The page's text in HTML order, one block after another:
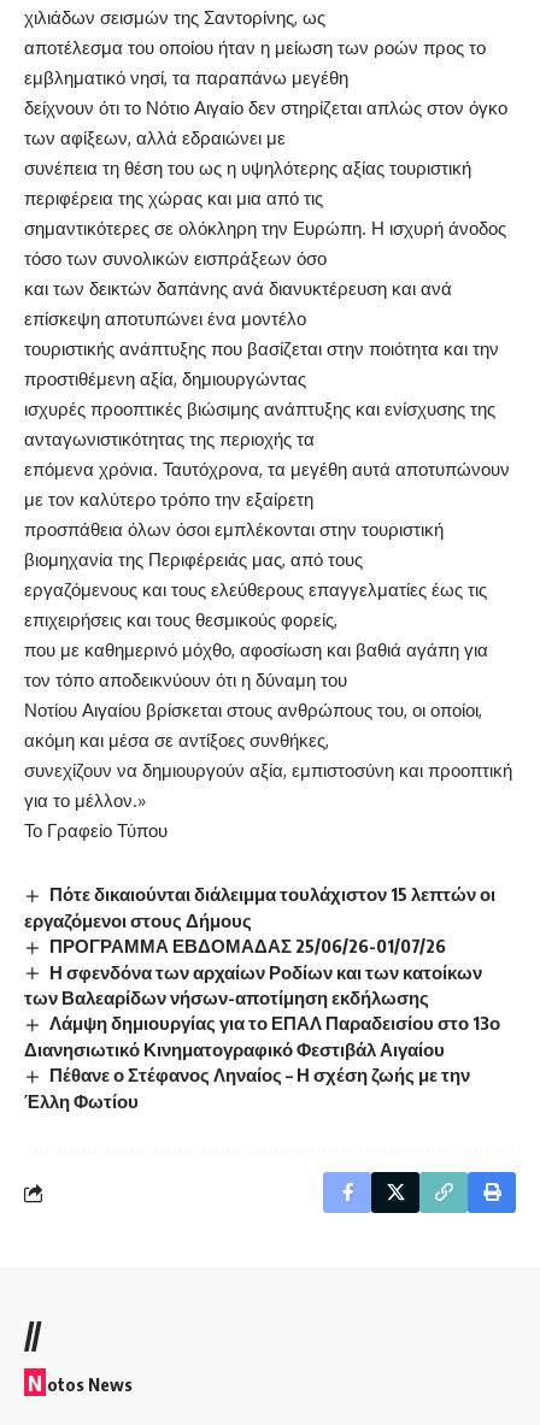
χιλιάδων σεισμών της Σαντορίνης, ως
αποτέλεσμα του οποίου ήταν η μείωση των ροών προς το
εμβληματικό νησί, τα παραπάνω μεγέθη
δείχνουν ότι το Νότιο Αιγαίο δεν στηρίζεται απλώς στον όγκο
των αφίξεων, αλλά εδραιώνει με
συνέπεια τη θέση του ως η υψηλότερης αξίας τουριστική
περιφέρεια της χώρας και μια από τις
σημαντικότερες σε ολόκληρη την Ευρώπη. Η ισχυρή άνοδος
τόσο των συνολικών εισπράξεων όσο
και των δεικτών δαπάνης ανά διανυκτέρευση και ανά
επίσκεψη αποτυπώνει ένα μοντέλο
τουριστικής ανάπτυξης που βασίζεται στην ποιότητα και την
προστιθέμενη αξία, δημιουργώντας
ισχυρές προοπτικές βιώσιμης ανάπτυξης και ενίσχυσης της
ανταγωνιστικότητας της περιοχής τα
επόμενα χρόνια. Ταυτόχρονα, τα μεγέθη αυτά αποτυπώνουν
με τον καλύτερο τρόπο την εξαίρετη
προσπάθεια όλων όσοι εμπλέκονται στην τουριστική
βιομηχανία της Περιφέρειάς μας, από τους
εργαζόμενους και τους ελεύθερους επαγγελματίες έως τις
επιχειρήσεις και τους θεσμικούς φορείς,
που με καθημερινό μόχθο, αφοσίωση και βαθιά αγάπη για
τον τόπο αποδεικνύουν ότι η δύναμη του
Νοτίου Αιγαίου βρίσκεται στους ανθρώπους του, οι οποίοι,
ακόμη και μέσα σε αντίξοες συνθήκες,
συνεχίζουν να δημιουργούν αξία, εμπιστοσύνη και προοπτική
για το μέλλον.»
Το Γραφείο Τύπου
Πότε δικαιούνται διάλειμμα τουλάχιστον 15 λεπτών οι
εργαζόμενοι στους Δήμους
ΠΡΟΓΡΑΜΜΑ ΕΒΔΟΜΑΔΑΣ 25/06/26-01/07/26
Η σφενδόνα των αρχαίων Ροδίων και των κατοίκων
των Βαλεαρίδων νήσων-αποτίμηση εκδήλωσης
Λάμψη δημιουργίας για το ΕΠΑΛ Παραδεισίου στο 13ο
Διανησιωτικό Κινηματογραφικό Φεστιβάλ Αιγαίου
Πέθανε ο Στέφανος Ληναίος – Η σχέση ζωής με την
Έλλη Φωτίου
//
N otos News